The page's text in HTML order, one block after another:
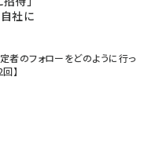
社に
者のフォローをどのように行っ
】